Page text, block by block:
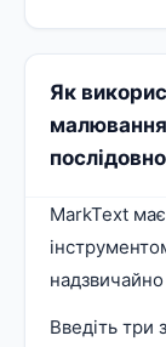
Як
MarkText
Введіть три